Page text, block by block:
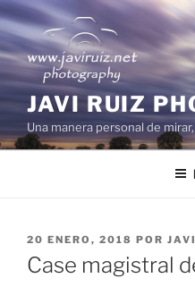
Saltar
al
contenido
JAVI RUIZ
Una manera personal de
PUBLICADO
EL
20 ENERO, 2018 POR
Case magistral